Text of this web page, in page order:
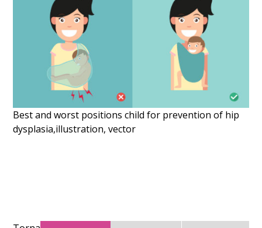
Best and worst positions child for prevention of hip
dysplasia,illustration, vector